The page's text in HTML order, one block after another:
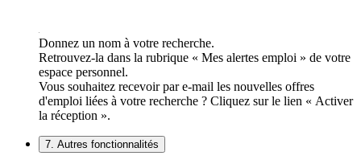
Donnez un nom à votre recherche.
Retrouvez-la dans la rubrique « Mes alertes emploi » de votre
espace personnel.
Vous souhaitez recevoir par e-mail les nouvelles offres
d'emploi liées à votre recherche ? Cliquez sur le lien « Activer
la réception ».
7. Autres fonctionnalités